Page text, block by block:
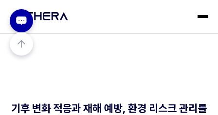
기후 변화 적응과 재해 예방, 환경 리스크 관리를